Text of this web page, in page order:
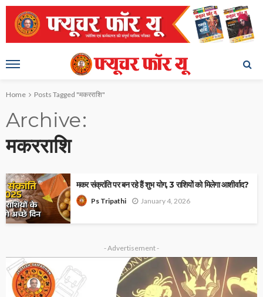
Home Posts Tagged "मकरराशि"
Archive
मकरराशि
मकर संक्रांति पर बन रहे हैं शुभ योग, 3 राशियों को मिलेगा आशीर्वाद?
Ps Tripathi January 4, 2026
- Advertisement -